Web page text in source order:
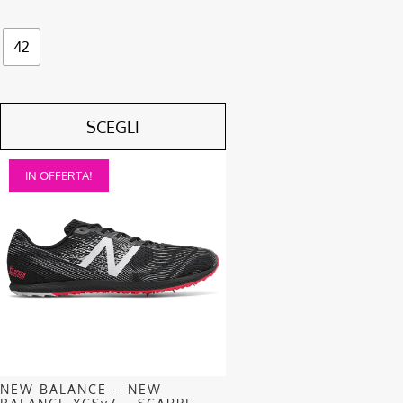
42
SCEGLI
IN OFFERTA!
NEW BALANCE – NEW
Questo
prodotto
più
varianti.
Le
opzioni
pagina